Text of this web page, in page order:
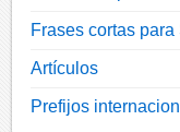
Frases cortas para
Artículos
Prefijos